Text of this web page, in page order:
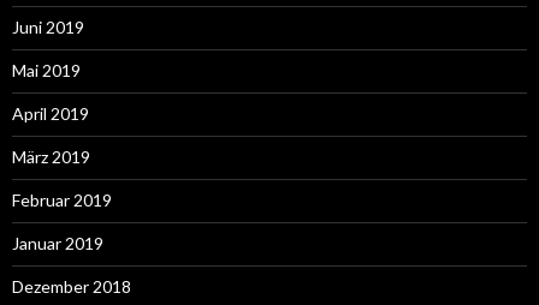
Juni 2019
Mai 2019
April 2019
März 2019
Februar 2019
Januar 2019
Dezember 2018